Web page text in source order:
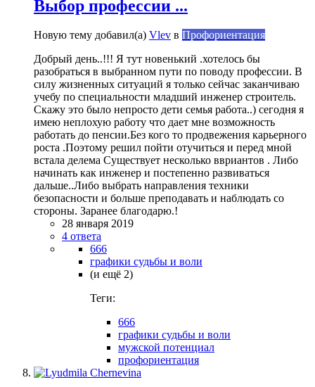
Выбор профессии ...
Новую тему добавил(а) Vlev в Профориентация
Добрый день..!!! Я тут новенький .хотелось бы
разобраться в выбранном пути по поводу профессии. В
силу жизненных ситуаций я только сейчас заканчиваю
учебу по специальности младший инженер строитель.
Скажу это было непросто дети семья работа..) сегодня я
имею неплохую работу что дает мне возможность
работать до пенсии.Без кого то продвежения карьерного
роста .Поэтому решил пойти отучиться и перед мной
встала делема Существует несколько ввриантов . Либо
начинать как инженер и постепенно развиваться
дальше..Либо выбрать направления техники
безопасности и больше преподавать и наблюдать со
стороны. Заранее благодарю.!
28 января 2019
4 ответа
666
графики судьбы и воли
(и ещё 2)
Теги:
666
графики судьбы и воли
мужской потенциал
профориентация